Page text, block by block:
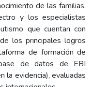
de las familias,
y los especialistas
que cuentan con
los principales logros
de formación de
de datos de EBI
la evidencia), evaluadas